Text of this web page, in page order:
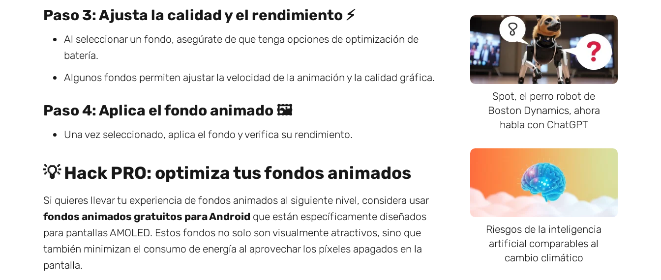
Paso 3: Ajusta la calidad y el rendimiento ⚡
Al seleccionar un fondo, asegúrate de que tenga opciones de optimización de
batería.
Algunos fondos permiten ajustar la velocidad de la animación y la calidad gráfica.
Paso 4: Aplica el fondo animado 🖼️
Una vez seleccionado, aplica el fondo y verifica su rendimiento.
💡 Hack PRO: optimiza tus fondos animados
Si quieres llevar tu experiencia de fondos animados al siguiente nivel, considera usar
fondos animados gratuitos para Android que están específicamente diseñados
para pantallas AMOLED. Estos fondos no solo son visualmente atractivos, sino que
también minimizan el consumo de energía al aprovechar los píxeles apagados en la
pantalla.
Spot, el perro robot de
Boston Dynamics, ahora
habla con ChatGPT
Riesgos de la inteligencia
artificial comparables al
cambio climático